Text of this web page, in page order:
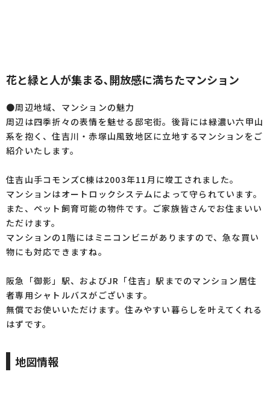
花と緑と人が集まる､開放感に満ちたマンション
●周辺地域、マンションの魅力
周辺は四季折々の表情を魅せる邸宅街。後背には緑濃い六甲山
系を抱く、住吉川・赤塚山風致地区に立地するマンションをご
紹介いたします。
住吉山手コモンズC棟は2003年11月に竣工されました。
マンションはオートロックシステムによって守られています。
また、ペット飼育可能の物件です。ご家族皆さんでお住まいい
ただけます。
マンションの1階にはミニコンビニがありますので、急な買い
物にも対応できますね。
阪急「御影」駅、およびJR「住吉」駅までのマンション居住
者専用シャトルバスがございます。
無償でお使いいただけます。住みやすい暮らしを叶えてくれる
はずです。
地図情報